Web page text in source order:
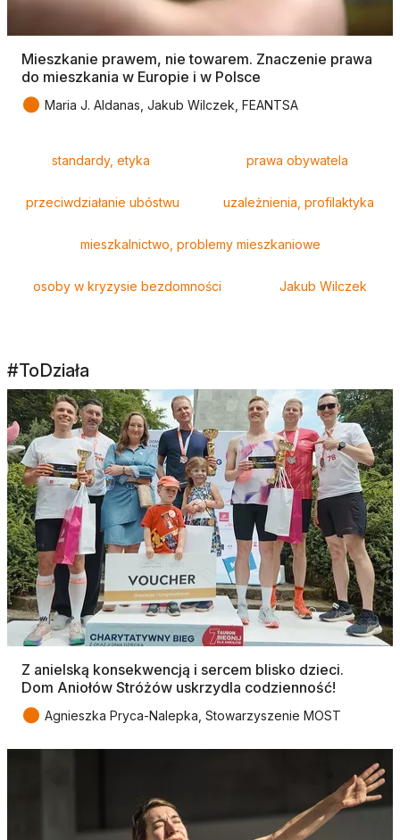
Mieszkanie prawem, nie towarem. Znaczenie prawa
do mieszkania w Europie i w Polsce
● Maria J. Aldanas, Jakub Wilczek, FEANTSA
standardy, etyka prawa obywatela
przeciwdziałanie ubóstwu uzależnienia, profilaktyka
mieszkalnictwo, problemy mieszkaniowe
osoby w kryzysie bezdomności Jakub Wilczek
#ToDziała
Z anielską konsekwencją i sercem blisko dzieci.
Dom Aniołów Stróżów uskrzydla codzienność!
● Agnieszka Pryca-Nalepka, Stowarzyszenie MOST